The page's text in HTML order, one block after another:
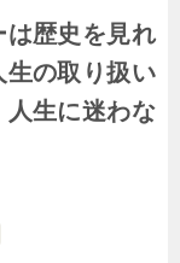
は歴史を見れ
生の取り扱い
人生に迷わな